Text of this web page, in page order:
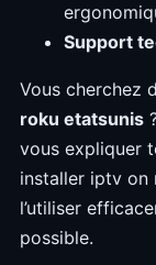
Support
Vous cherchez
roku etatsunis
vous expliquer
installer iptv on
l’utiliser
possible.